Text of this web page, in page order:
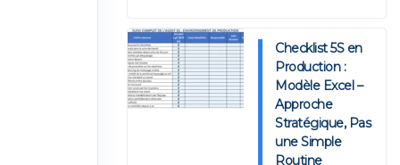
Checklist 5S en
Production :
Modèle Excel –
Approche
Stratégique, Pas
une Simple
Routine